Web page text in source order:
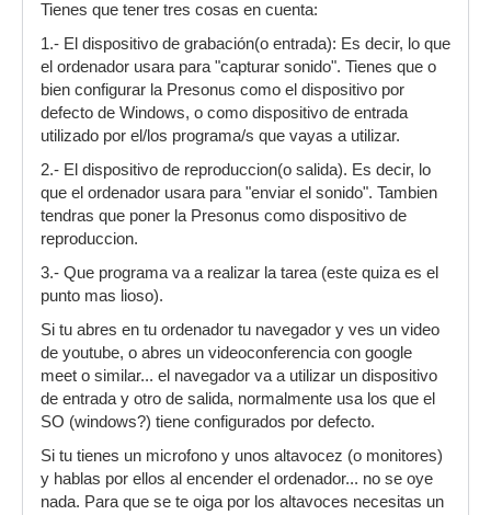
Tienes que tener tres cosas en cuenta:
1.- El dispositivo de grabación(o entrada): Es decir, lo que
el ordenador usara para "capturar sonido". Tienes que o
bien configurar la Presonus como el dispositivo por
defecto de Windows, o como dispositivo de entrada
utilizado por el/los programa/s que vayas a utilizar.
2.- El dispositivo de reproduccion(o salida). Es decir, lo
que el ordenador usara para "enviar el sonido". Tambien
tendras que poner la Presonus como dispositivo de
reproduccion.
3.- Que programa va a realizar la tarea (este quiza es el
punto mas lioso).
Si tu abres en tu ordenador tu navegador y ves un video
de youtube, o abres un videoconferencia con google
meet o similar... el navegador va a utilizar un dispositivo
de entrada y otro de salida, normalmente usa los que el
SO (windows?) tiene configurados por defecto.
Si tu tienes un microfono y unos altavocez (o monitores)
y hablas por ellos al encender el ordenador... no se oye
nada. Para que se te oiga por los altavoces necesitas un